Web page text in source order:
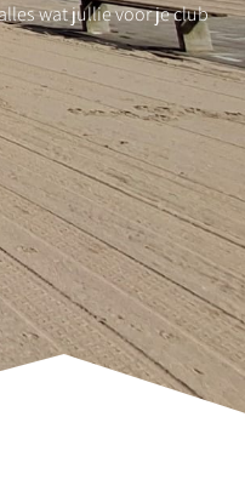
wat jullie voor je club